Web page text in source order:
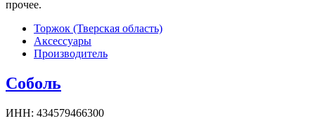
прочее.
Торжок (Тверская область)
Аксессуары
Производитель
Соболь
ИНН: 434579466300